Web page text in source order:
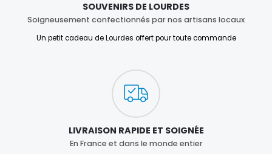
SOUVENIRS DE LOURDES
Soigneusement confectionnés par nos artisans locaux
Un petit cadeau de Lourdes offert pour toute commande
LIVRAISON RAPIDE ET SOIGNÉE
En France et dans le monde entier